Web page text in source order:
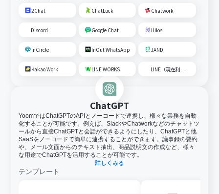
2Chat ChatLuck Chatwork
Discord Google Chat Hilos
InCircle InOut WhatsApp JANDI
Kakao Work LINE WORKS LINE（現在利用不可）
ChatGPT
YoomではChatGPTのAPIとノーコードで連携し、様々な業務を自動
化することが可能です。例えば、SlackやChatworkなどのチャットツ
ールから直接ChatGPTと会話ができるようにしたり、ChatGPTと他
SaaSをノーコードで簡単に連携することができます。議事録の要約
や、メール文面からのテキスト抽出、商品説明文の作成など、様々
な用途でChatGPTを活用することが可能です。
詳しくみる
テンプレート